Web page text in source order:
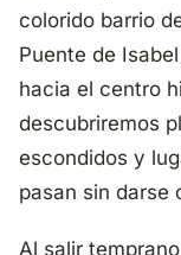
colorido barrio
Puente de
hacia el centro
descubriremos
escondidos y
pasan sin darse
Al salir